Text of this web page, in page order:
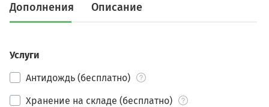
Дополнения Описание
Услуги
Антидождь (бесплатно)
Хранение на складе (бесплатно)